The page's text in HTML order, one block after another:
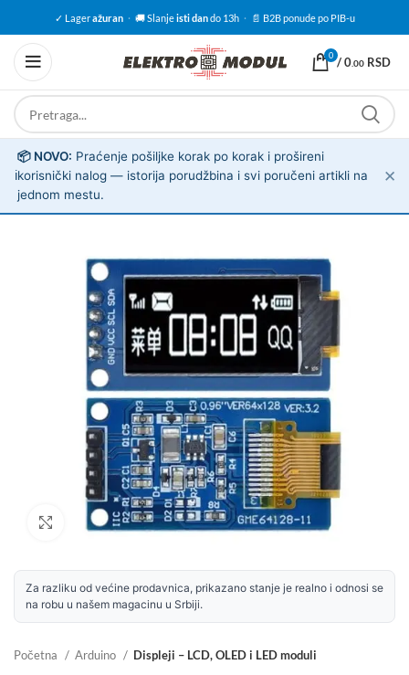
✓ Lageražuran · 🚚 Slanjeisti dando 13h · 📄 B2B ponude po PIB-u
0 /0.00 RSD
ℹ️
📦 NOVO: Praćenje pošiljke korak po korak i prošireni
korisnički nalog — istorija porudžbina i svi poručeni artikli na
jednom mestu.
✕
Uvećaj sliku
Za razliku od većine prodavnica, prikazano stanje je realno i odnosi se
na robu u našem magacinu u Srbiji.
Početna Arduino Displeji – LCD, OLED i LED moduli